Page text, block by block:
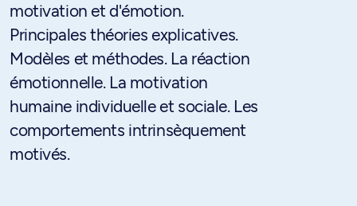
motivation et d'émotion.
Principales théories explicatives.
Modèles et méthodes. La réaction
émotionnelle. La motivation
humaine individuelle et sociale. Les
comportements intrinsèquement
motivés.